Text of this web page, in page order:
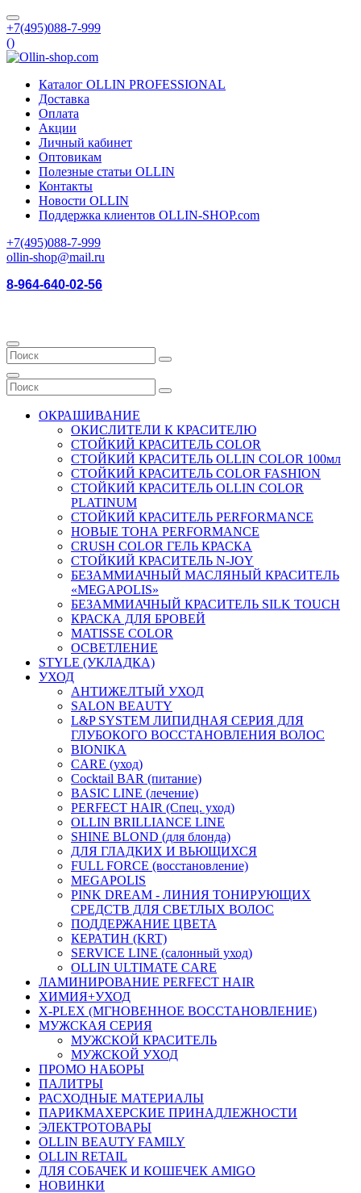
+7(495)088-7-999
()
Каталог OLLIN PROFESSIONAL
Доставка
Оплата
Акции
Личный кабинет
Оптовикам
Полезные статьи OLLIN
Контакты
Новости OLLIN
Поддержка клиентов OLLIN-SHOP.com
+7(495)088-7-999
ollin-shop@mail.ru
8-964-640-02-56
ОКРАШИВАНИЕ
ОКИСЛИТЕЛИ К КРАСИТЕЛЮ
СТОЙКИЙ КРАСИТЕЛЬ COLOR
СТОЙКИЙ КРАСИТЕЛЬ OLLIN COLOR 100мл
СТОЙКИЙ КРАСИТЕЛЬ COLOR FASHION
СТОЙКИЙ КРАСИТЕЛЬ OLLIN COLOR
PLATINUM
СТОЙКИЙ КРАСИТЕЛЬ PERFORMANCE
НОВЫЕ ТОНА PERFORMANCE
CRUSH COLOR ГЕЛЬ КРАСКА
СТОЙКИЙ КРАСИТЕЛЬ N-JOY
БЕЗАММИАЧНЫЙ МАСЛЯНЫЙ КРАСИТЕЛЬ
«MEGAPOLIS»
БЕЗАММИАЧНЫЙ КРАСИТЕЛЬ SILK TOUCH
КРАСКА ДЛЯ БРОВЕЙ
MATISSE COLOR
ОСВЕТЛЕНИЕ
STYLE (УКЛАДКА)
УХОД
АНТИЖЕЛТЫЙ УХОД
SALON BEAUTY
L&P SYSTEM ЛИПИДНАЯ СЕРИЯ ДЛЯ
ГЛУБОКОГО ВОССТАНОВЛЕНИЯ ВОЛОС
BIONIKA
CARE (уход)
Cocktail BAR (питание)
BASIC LINE (лечение)
PERFECT HAIR (Спец. уход)
OLLIN BRILLIANCE LINE
SHINE BLOND (для блонда)
ДЛЯ ГЛАДКИХ И ВЬЮЩИХСЯ
FULL FORCE (восстановление)
MEGAPOLIS
PINK DREAM - ЛИНИЯ ТОНИРУЮЩИХ
СРЕДСТВ ДЛЯ СВЕТЛЫХ ВОЛОС
ПОДДЕРЖАНИЕ ЦВЕТА
КЕРАТИН (KRT)
SERVICE LINE (салонный уход)
OLLIN ULTIMATE CARE
ЛАМИНИРОВАНИЕ PERFECT HAIR
ХИМИЯ+УХОД
X-PLEX (МГНОВЕННОЕ ВОССТАНОВЛЕНИЕ)
МУЖСКАЯ СЕРИЯ
МУЖСКОЙ КРАСИТЕЛЬ
МУЖСКОЙ УХОД
ПРОМО НАБОРЫ
ПАЛИТРЫ
РАСХОДНЫЕ МАТЕРИАЛЫ
ПАРИКМАХЕРСКИЕ ПРИНАДЛЕЖНОСТИ
ЭЛЕКТРОТОВАРЫ
OLLIN BEAUTY FAMILY
OLLIN RETAIL
ДЛЯ СОБАЧЕК И КОШЕЧЕК AMIGO
НОВИНКИ